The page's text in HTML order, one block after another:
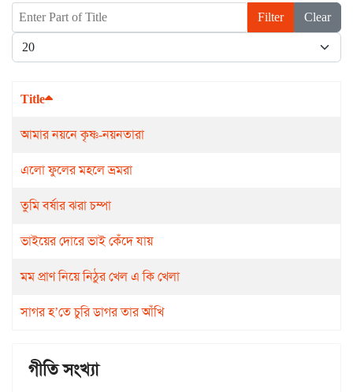
Enter Part of Title Filter
Clear
Display #
Title
আমার নয়নে কৃষ্ণ-নয়নতারা
এলো ফুলের মহলে ভ্রমরা
তুমি বর্ষার ঝরা চম্পা
ভাইয়ের দোরে ভাই কেঁদে যায়
মম প্রাণ নিয়ে নিঠুর খেল এ কি খেলা
সাগর হ’তে চুরি ডাগর তার আঁখি
গীতি সংখ্যা